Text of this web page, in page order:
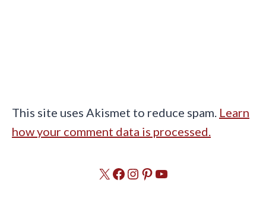
This site uses Akismet to reduce spam. Learn
how your comment data is processed.
X Facebook
Instagram
Pinterest
YouTube